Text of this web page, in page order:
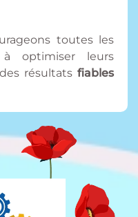
toutes les
optimiser leurs
résultats fiables